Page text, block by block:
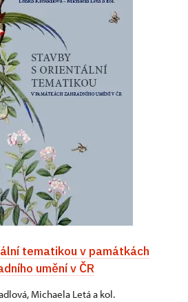
tematikou v památkách
umění v ČR
Michaela Letá a kol.